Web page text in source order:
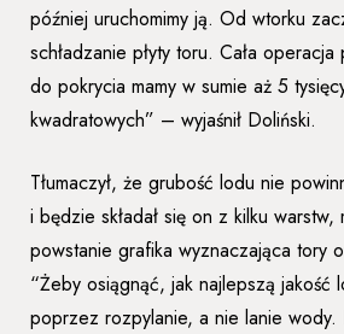
później uruchomimy ją. Od wtorku
schładzanie płyty toru. Cała
do pokrycia mamy w sumie aż 5
kwadratowych” – wyjaśnił Doliński.
Tłumaczył, że grubość lodu nie
i będzie składał się on z kilku warstw,
powstanie grafika wyznaczająca tory
“Żeby osiągnąć, jak najlepszą jakość
poprzez rozpylanie, a nie lanie wody.